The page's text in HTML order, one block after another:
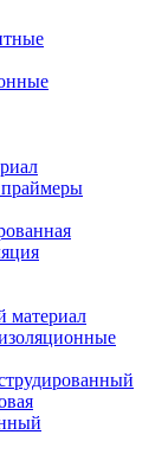
материал